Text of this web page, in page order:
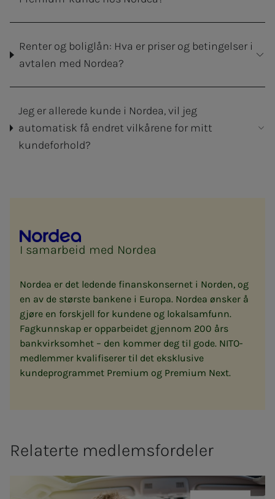
Renter og boliglån: Hva er priser og betingelser i
avtalen med Nordea?
Jeg er allerede kunde i Nordea, vil jeg
automatisk få endret vilkårene for mitt
kundeforhold?
I samarbeid med Nordea
Nordea er det ledende finanskonsernet i Norden, og
en av de største bankene i Europa. Nordea ønsker å
gjøre en forskjell for kundene og lokalsamfunn.
Fagkunnskap er opparbeidet gjennom 200 års
bankvirksomhet – den kommer deg til gode. NITO-
medlemmer kvalifiserer til det eksklusive
kundeprogrammet Premium og Premium Next.
Relaterte medlemsfordeler